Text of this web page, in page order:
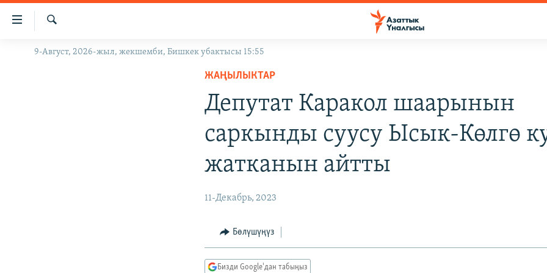
Линктер
Мазмунга
Навигацияга
ЖАҢЫЛЫКТАР
Издөө
9-Август, 2026-жыл, жекшемби, Бишкек убактысы 15:55
ЖАҢЫЛЫКТАР
Депутат Каракол шаарынын
саркынды суусу Ысык-Көлгө
жатканын айтты
11-Декабрь, 2023
Бөлүшүңүз
Бизди Google'дан табыңыз